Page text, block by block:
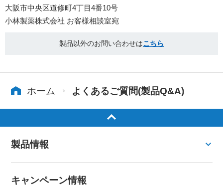
大阪市中央区道修町4丁目4番10号
小林製薬株式会社 お客様相談室宛
製品以外のお問い合わせはこちら
ホーム よくあるご質問(製品Q&A)
製品情報
キャンペーン情報